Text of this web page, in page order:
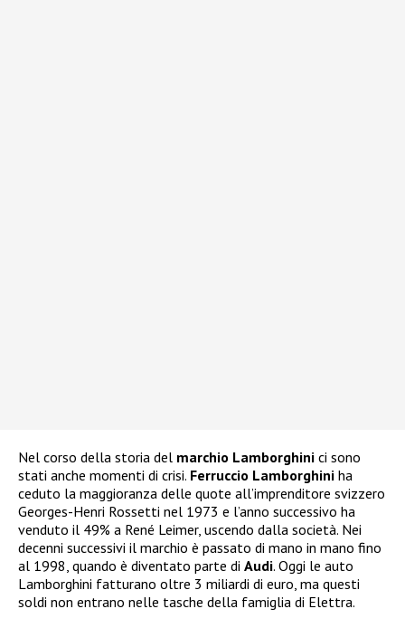
Nel corso della storia del marchio Lamborghini ci sono
stati anche momenti di crisi. Ferruccio Lamborghini ha
ceduto la maggioranza delle quote all’imprenditore svizzero
Georges-Henri Rossetti nel 1973 e l’anno successivo ha
venduto il 49% a René Leimer, uscendo dalla società. Nei
decenni successivi il marchio è passato di mano in mano fino
al 1998, quando è diventato parte di Audi. Oggi le auto
Lamborghini fatturano oltre 3 miliardi di euro, ma questi
soldi non entrano nelle tasche della famiglia di Elettra.